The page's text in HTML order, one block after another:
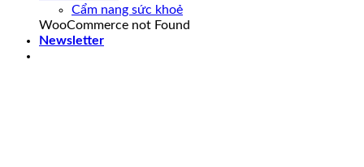
Cẩm nang sức khoẻ
WooCommerce not Found
Newsletter